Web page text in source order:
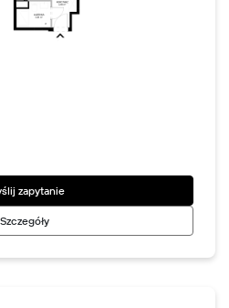
zapytanie
Szczegóły